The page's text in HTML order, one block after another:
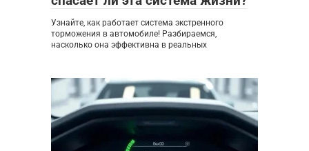
Узнайте, как работает система экстренного
торможения в автомобиле! Разбираемся,
насколько она эффективна в реальных